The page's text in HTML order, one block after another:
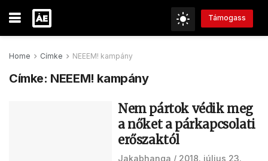
Támogass
Home Címke NEEEM! kampány
Címke: NEEEM! kampány
Nem pártok védik meg
a nőket a párkapcsolati
erőszaktól
Jakabhanga 2018. július 23.